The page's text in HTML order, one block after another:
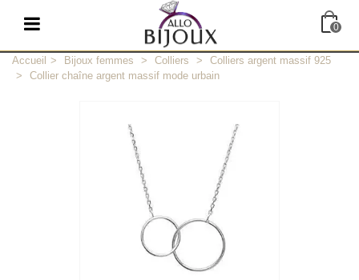
0
Accueil > Bijoux femmes > Colliers >
Colliers argent massif 925
>
Collier chaîne argent massif mode urbain